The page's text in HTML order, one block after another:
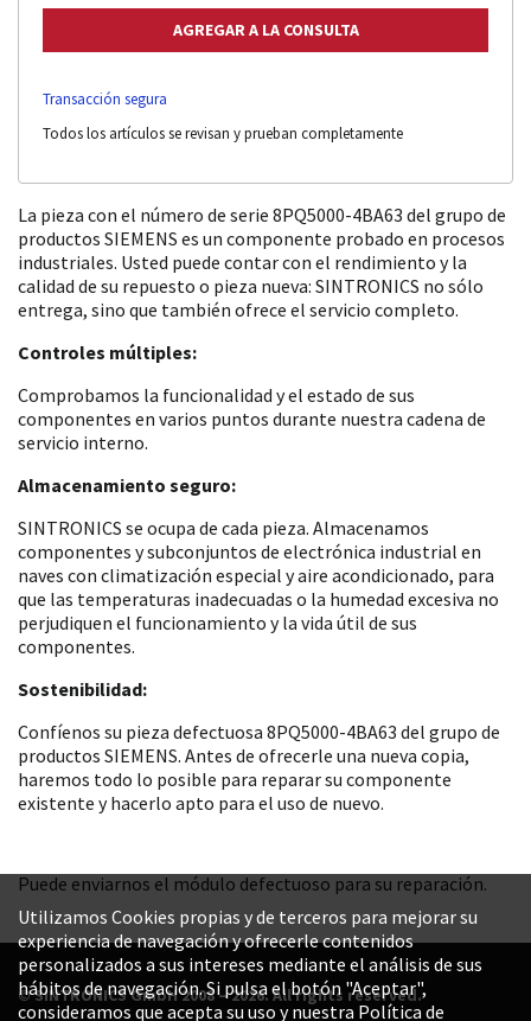
Transacción segura
Todos los artículos se revisan y prueban completamente
La pieza con el número de serie 8PQ5000-4BA63 del grupo de
productos SIEMENS es un componente probado en procesos
industriales. Usted puede contar con el rendimiento y la
calidad de su repuesto o pieza nueva: SINTRONICS no sólo
entrega, sino que también ofrece el servicio completo.
Controles múltiples:
Comprobamos la funcionalidad y el estado de sus
componentes en varios puntos durante nuestra cadena de
servicio interno.
Almacenamiento seguro:
SINTRONICS se ocupa de cada pieza. Almacenamos
componentes y subconjuntos de electrónica industrial en
naves con climatización especial y aire acondicionado, para
que las temperaturas inadecuadas o la humedad excesiva no
perjudiquen el funcionamiento y la vida útil de sus
componentes.
Sostenibilidad:
Confíenos su pieza defectuosa 8PQ5000-4BA63 del grupo de
productos SIEMENS. Antes de ofrecerle una nueva copia,
haremos todo lo posible para reparar su componente
existente y hacerlo apto para el uso de nuevo.
Puede enviarnos el módulo defectuoso para su reparación.
© SINTRONICS GmbH 2008 – 2026. All rights reserved.
Utilizamos Cookies propias y de terceros para mejorar su
experiencia de navegación y ofrecerle contenidos
personalizados a sus intereses mediante el análisis de sus
hábitos de navegación. Si pulsa el botón "Aceptar",
consideramos que acepta su uso y nuestra Política de